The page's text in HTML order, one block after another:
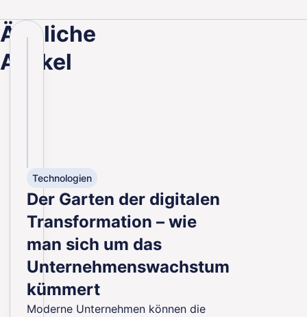
Ähnliche
Artikel
Technologien
Der Garten der digitalen
Transformation – wie
man sich um das
Unternehmenswachstum
kümmert
Moderne Unternehmen können die